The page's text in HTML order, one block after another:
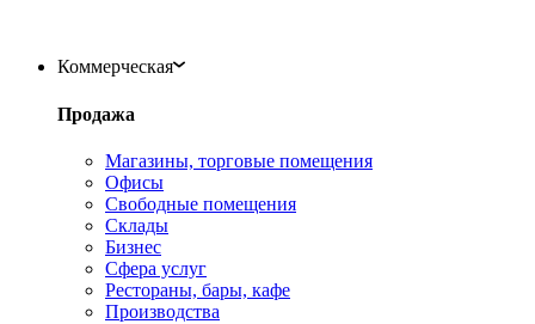
Коммерческая
Продажа
Магазины, торговые помещения
Офисы
Свободные помещения
Склады
Бизнес
Сфера услуг
Рестораны, бары, кафе
Производства